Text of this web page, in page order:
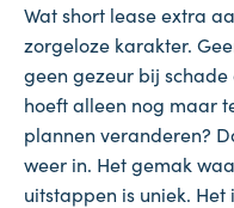
Wat short lease extra
zorgeloze karakter.
geen gezeur bij schade
hoeft alleen nog maar
plannen veranderen?
weer in. Het gemak
uitstappen is uniek.